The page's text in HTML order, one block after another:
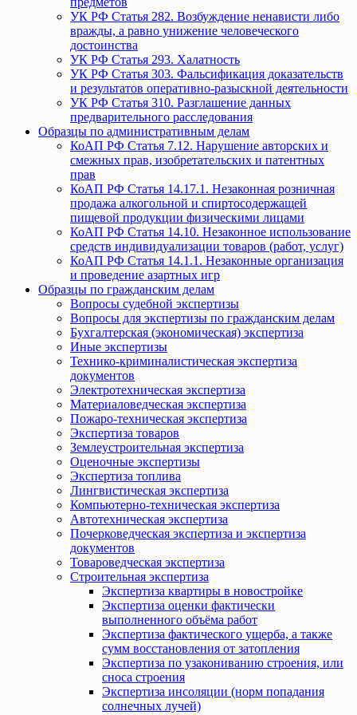
УК РФ Статья 282. Возбуждение ненависти либо
вражды, а равно унижение человеческого
достоинства
УК РФ Статья 293. Халатность
УК РФ Статья 303. Фальсификация доказательств
и результатов оперативно-разыскной деятельности
УК РФ Статья 310. Разглашение данных
предварительного расследования
Образцы по административным делам
КоАП РФ Статья 7.12. Нарушение авторских и
смежных прав, изобретательских и патентных
прав
КоАП РФ Статья 14.17.1. Незаконная розничная
продажа алкогольной и спиртосодержащей
пищевой продукции физическими лицами
КоАП РФ Статья 14.10. Незаконное использование
средств индивидуализации товаров (работ, услуг)
КоАП РФ Статья 14.1.1. Незаконные организация
и проведение азартных игр
Образцы по гражданским делам
Вопросы судебной экспертизы
Вопросы для экспертизы по гражданским делам
Бухгалтерская (экономическая) экспертиза
Иные экспертизы
Технико-криминалистическая экспертиза
документов
Электротехническая экспертиза
Материаловедческая экспертиза
Пожаро-техническая экспертиза
Экспертиза товаров
Землеустроительная экспертиза
Оценочные экспертизы
Экспертиза топлива
Лингвистическая экспертиза
Компьютерно-техническая экспертиза
Автотехническая экспертиза
Почерковедческая экспертиза и экспертиза
документов
Товароведческая экспертиза
Строительная экспертиза
Экспертиза квартиры в новостройке
Экспертиза оценки фактически
выполненного объёма работ
Экспертиза фактического ущерба, а также
сумм восстановления от затопления
Экспертиза по узакониванию строения, или
сноса строения
Экспертиза инсоляции (норм попадания
солнечных лучей)